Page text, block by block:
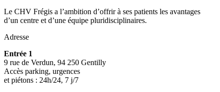
Le CHV Frégis a l’ambition d’offrir à ses patients les avantages
d’un centre et d’une équipe pluridisciplinaires.
Adresse
Entrée 1
9 rue de Verdun, 94 250 Gentilly
Accès parking, urgences
et piétons : 24h/24, 7 j/7